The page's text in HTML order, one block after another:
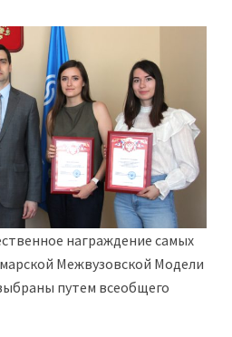
награждение самых
Межвузовской Модели
путем всеобщего